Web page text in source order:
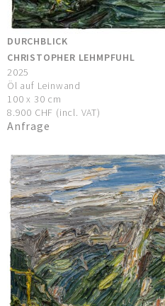
DURCHBLICK
CHRISTOPHER LEHMPFUHL
2025
Öl auf Leinwand
100 x 30 cm
8.900 CHF (incl. VAT)
Anfrage